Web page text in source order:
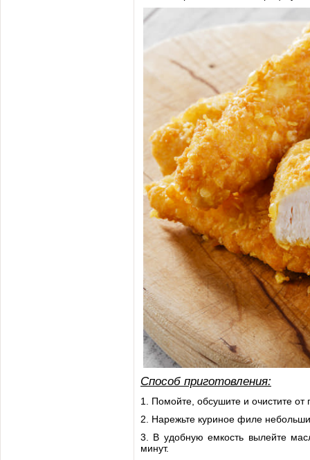
Способ приготовления:
1. Помойте, обсушите и очистите
2. Нарежьте куриное филе
3. В удобную емкость вылейте
минут.